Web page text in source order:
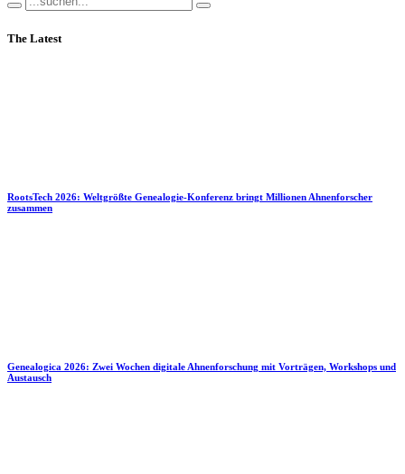
The Latest
RootsTech 2026: Weltgrößte Genealogie-Konferenz bringt Millionen Ahnenforscher
zusammen
Genealogica 2026: Zwei Wochen digitale Ahnenforschung mit Vorträgen, Workshops und
Austausch